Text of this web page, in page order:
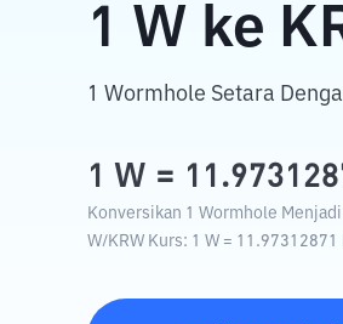
1 W ke
1 Wormhole Setara
1 W =
Konversikan 1 Wormhole
W/KRW Kurs: 1 W = 11.97312871